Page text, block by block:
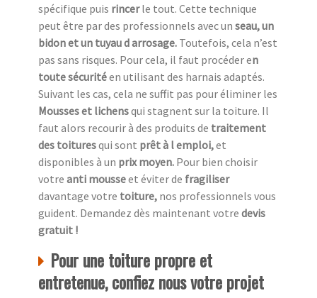
spécifique puis rincerle tout. Cette technique
peut être par des professionnels avec un seau, un
bidon et un tuyau d arrosage. Toutefois, cela n’est
pas sans risques. Pour cela, il faut procéder en
toute sécuritéen utilisant des harnais adaptés.
Suivant les cas, cela ne suffit pas pour éliminer les
Mousses et lichensqui stagnent sur la toiture. Il
faut alors recourir à des produits de traitement
des toituresqui sont prêt à l emploi,et
disponibles à un prix moyen. Pour bien choisir
votre anti mousseet éviter de fragiliser
davantage votre toiture, nos professionnels vous
guident. Demandez dès maintenant votre devis
gratuit !
Pour une toiture propre et
entretenue, confiez nous votre projet